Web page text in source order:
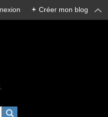
+ Créer mon blog